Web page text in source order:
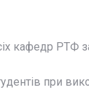
кафедр РТФ
при